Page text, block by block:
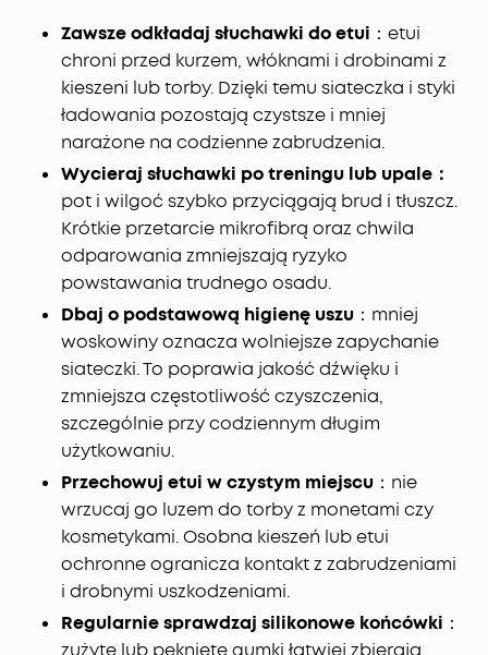
Zawsze odkładaj słuchawki do etui ：etui
chroni przed kurzem, włóknami i drobinami z
kieszeni lub torby. Dzięki temu siateczka i styki
ładowania pozostają czystsze i mniej
narażone na codzienne zabrudzenia.
Wycieraj słuchawki po treningu lub upale：
pot i wilgoć szybko przyciągają brud i tłuszcz.
Krótkie przetarcie mikrofibrą oraz chwila
odparowania zmniejszają ryzyko
powstawania trudnego osadu.
Dbaj o podstawową higienę uszu ：mniej
woskowiny oznacza wolniejsze zapychanie
siateczki. To poprawia jakość dźwięku i
zmniejsza częstotliwość czyszczenia,
szczególnie przy codziennym długim
użytkowaniu.
Przechowuj etui w czystym miejscu ：nie
wrzucaj go luzem do torby z monetami czy
kosmetykami. Osobna kieszeń lub etui
ochronne ogranicza kontakt z zabrudzeniami
i drobnymi uszkodzeniami.
Regularnie sprawdzaj silikonowe końcówki ：
zużyte lub pęknięte gumki łatwiej zbierają